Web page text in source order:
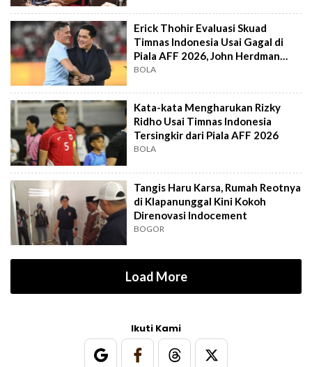
Erick Thohir Evaluasi Skuad
Timnas Indonesia Usai Gagal di
Piala AFF 2026, John Herdman
Out?
BOLA
Kata-kata Mengharukan Rizky
Ridho Usai Timnas Indonesia
Tersingkir dari Piala AFF 2026
BOLA
Tangis Haru Karsa, Rumah Reotnya
di Klapanunggal Kini Kokoh
Direnovasi Indocement
BOGOR
Load More
Ikuti Kami